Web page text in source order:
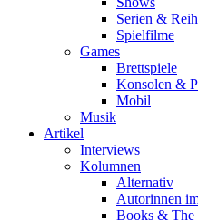
Serien &
Spielfilme
Games
Brettspiele
Konsolen &
Mobil
Musik
Artikel
Interviews
Kolumnen
Alternativ
Autorinnen
Books & The